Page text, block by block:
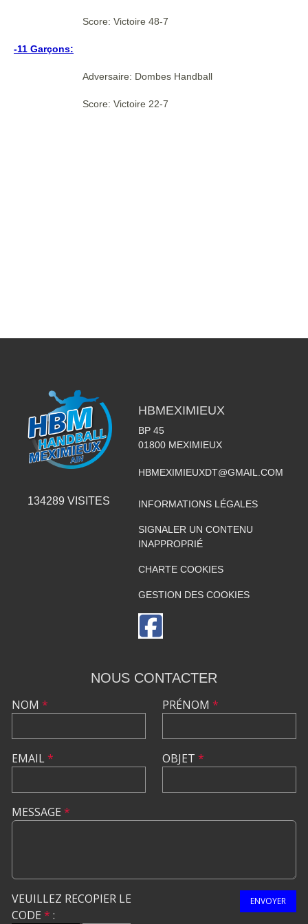
Score: Victoire 48-7
-11 Garçons:
Adversaire: Dombes Handball
Score: Victoire 22-7
134289 VISITES
HBMEXIMIEUX
BP 45
01800 MEXIMIEUX
HBMEXIMIEUXDT@GMAIL.COM
INFORMATIONS LÉGALES
SIGNALER UN CONTENU
INAPPROPRIÉ
CHARTE COOKIES
GESTION DES COOKIES
NOUS CONTACTER
NOM *
EMAIL*
PRÉNOM *
OBJET *
MESSAGE *
VEUILLEZ RECOPIER LE
CODE * :
ENVOYER